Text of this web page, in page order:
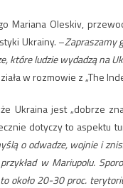
Mariana Oleskiv,
Ukrainy. –Zapraszamy
które ludzie wydadzą na
w rozmowie z „The
Ukraina jest „dobrze
dotyczy to aspektu
o odwadze, wojnie i
w Mariupolu.
około 20-30 proc.